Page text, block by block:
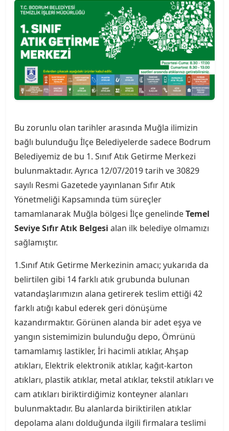
Bu zorunlu olan tarihler arasında Muğla ilimizin
bağlı bulunduğu İlçe Belediyelerde sadece Bodrum
Belediyemiz de bu 1. Sınıf Atık Getirme Merkezi
bulunmaktadır. Ayrıca 12/07/2019 tarih ve 30829
sayılı Resmi Gazetede yayınlanan Sıfır Atık
Yönetmeliği Kapsamında tüm süreçler
tamamlanarak Muğla bölgesi İlçe genelindeTemel
Seviye Sıfır Atık Belgesi alan ilk belediye olmamızı
sağlamıştır.
1.Sınıf Atık Getirme Merkezinin amacı; yukarıda da
belirtilen gibi 14 farklı atık grubunda bulunan
vatandaşlarımızın alana getirerek teslim ettiği 42
farklı atığı kabul ederek geri dönüşüme
kazandırmaktır. Görünen alanda bir adet eşya ve
yangın sistemimizin bulunduğu depo, Ömrünü
tamamlamış lastikler, İri hacimli atıklar, Ahşap
atıkları, Elektrik elektronik atıklar, kağıt-karton
atıkları, plastik atıklar, metal atıklar, tekstil atıkları ve
cam atıkları biriktirdiğimiz konteyner alanları
bulunmaktadır. Bu alanlarda biriktirilen atıklar
depolama alanı dolduğunda ilgili firmalara teslimi